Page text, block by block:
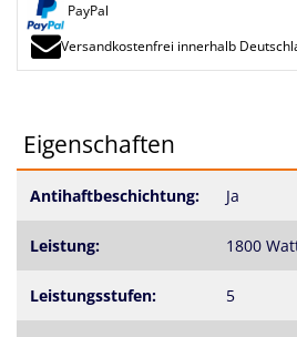
PayPal
Versandkostenfrei innerhalb
Eigenschaften
Antihaftbeschichtung: Ja
Leistung: 1800
Leistungsstufen: 5